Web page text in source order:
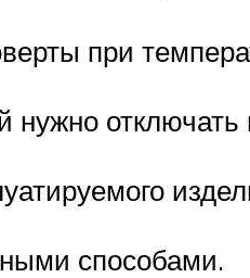
при
нужно
способами.